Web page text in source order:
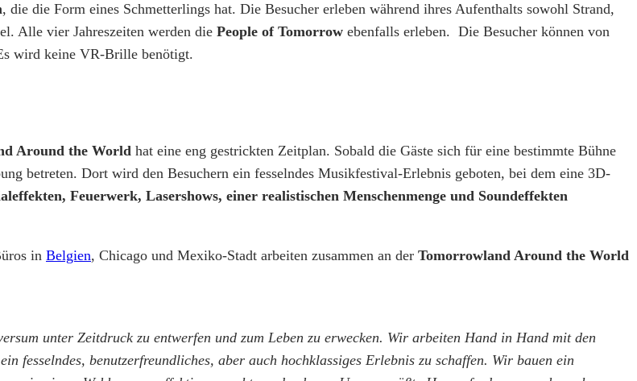
, die die Form eines Schmetterlings hat. Die Besucher erleben während ihres Aufenthalts sowohl Strand,
Alle vier Jahreszeiten werden die People of Tomorrow ebenfalls erleben. Die Besucher können von
wird keine VR-Brille benötigt.
Around the World hat eine eng gestrickten Zeitplan. Sobald die Gäste sich für eine bestimmte Bühne
betreten. Dort wird den Besuchern ein fesselndes Musikfestival-Erlebnis geboten, bei dem eine 3D-
Feuerwerk, Lasershows, einer realistischen Menschenmenge und Soundeffekten
in Belgien, Chicago und Mexiko-Stadt arbeiten zusammen an der Tomorrowland Around the World
unter Zeitdruck zu entwerfen und zum Leben zu erwecken. Wir arbeiten Hand in Hand mit den
fesselndes, benutzerfreundliches, aber auch hochklassiges Erlebnis zu schaffen. Wir bauen ein